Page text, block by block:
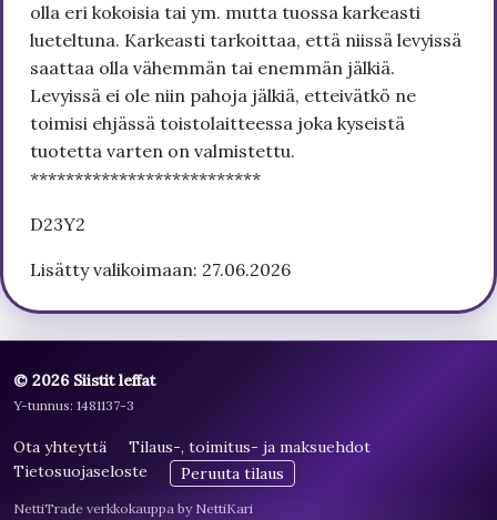
olla eri kokoisia tai ym. mutta tuossa karkeasti
lueteltuna. Karkeasti tarkoittaa, että niissä levyissä
saattaa olla vähemmän tai enemmän jälkiä.
Levyissä ei ole niin pahoja jälkiä, etteivätkö ne
toimisi ehjässä toistolaitteessa joka kyseistä
tuotetta varten on valmistettu.
**************************
D23Y2
Lisätty valikoimaan: 27.06.2026
© 2026 Siistit leffat
Y-tunnus: 1481137-3
Ota yhteyttä
Tilaus-, toimitus- ja maksuehdot
Tietosuojaseloste
Peruuta tilaus
NettiTrade verkkokauppa by NettiKari